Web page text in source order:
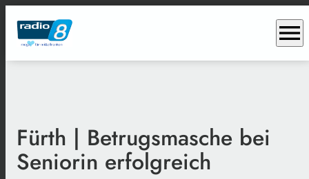
menu
Fürth | Betrugsmasche bei
Seniorin erfolgreich